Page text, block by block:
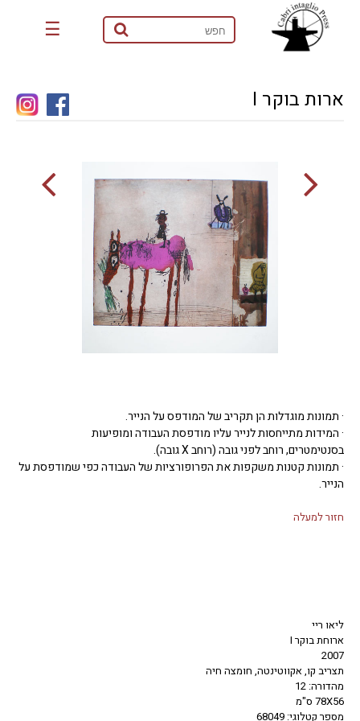
☰
ארות בוקר I
· תמונות מוגדלות הן תקריב של המודפס על הנייר.
· המידות מתייחסות לנייר עליו מודפסת העבודה ומופיעות
בסנטימטרים, רוחב לפני גובה (רוחב X גובה).
· תמונות קטנות משקפות את הפרופורציות של העבודה כפי שמודפסת על
הנייר.
חזור למעלה
ליאו ריי
ארוחת בוקר I
2007
תצריב קו, אקווטינטה, חומצה חיה
מהדורה: 12
78X56 ס"מ
מספר קטלוגי: 68049